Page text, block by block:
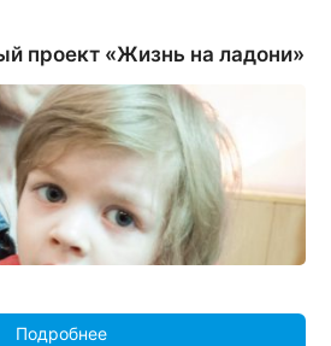
проект «Жизнь на ладони»
Подробнее